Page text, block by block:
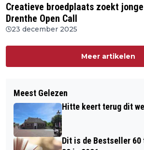
Creatieve broedplaats zoekt
Drenthe Open Call
23 december 2025
Meer artikelen
Meest Gelezen
Hitte keert terug dit
Dit is de Bestseller 60